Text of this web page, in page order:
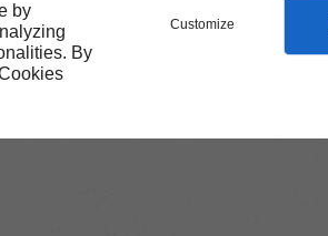
by
By
Customize